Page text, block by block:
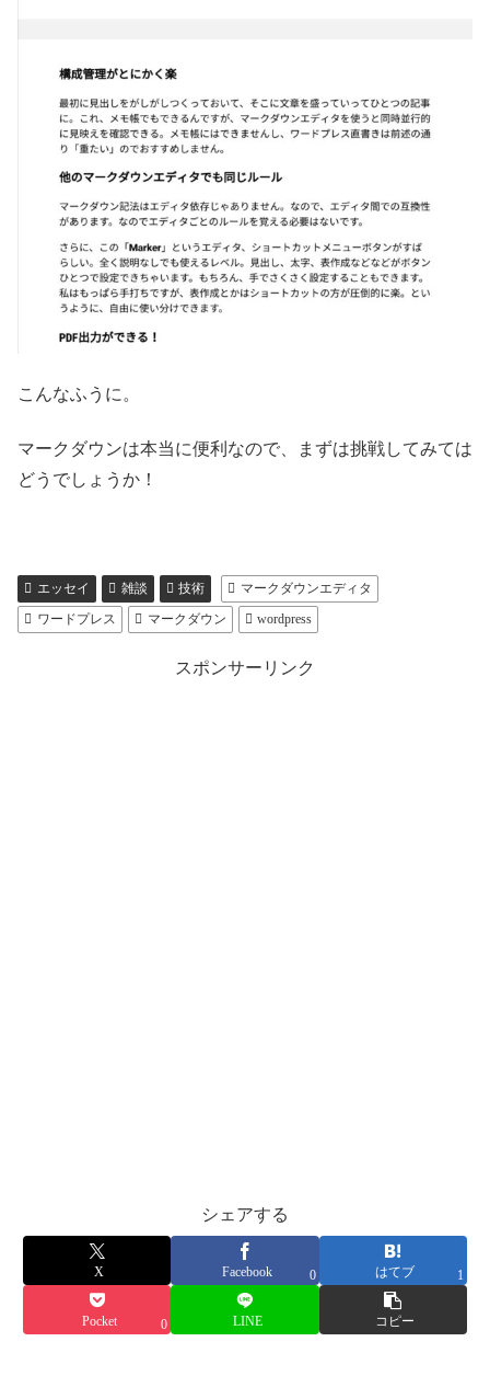
こんなふうに。
マークダウンは本当に便利なので、まずは挑戦してみては
どうでしょうか！
エッセイ 雑談 技術
マークダウンエディタ
ワードプレス
マークダウン wordpress
スポンサーリンク
シェアする
X Facebook 0 はてブ 1
Pocket 0 LINE コピー